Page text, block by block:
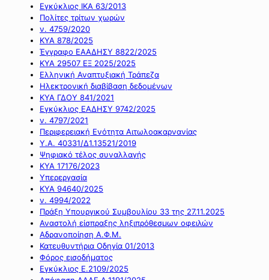
Εγκύκλιος ΙΚΑ 63/2013
Πολίτες τρίτων χωρών
ν. 4759/2020
ΚΥΑ 878/2025
Έγγραφο ΕΑΑΔΗΣΥ 8822/2025
ΚΥΑ 29507 ΕΞ 2025/2025
Ελληνική Αναπτυξιακή Τράπεζα
Ηλεκτρονική διαβίβαση δεδομένων
ΚΥΑ ΓΔΟΥ 841/2021
Εγκύκλιος ΕΑΔΗΣΥ 9742/2025
ν. 4797/2021
Περιφερειακή Ενότητα Αιτωλοακαρνανίας
Υ.Α. 40331/Δ1.13521/2019
Ψηφιακό τέλος συναλλαγής
ΚΥΑ 17176/2023
Υπερεργασία
ΚΥΑ 94640/2025
ν. 4994/2022
Πράξη Υπουργικού Συμβουλίου 33 της 27.11.2025
Αναστολή είσπραξης ληξιπρόθεσμων οφειλών
Αδρανοποίηση Α.Φ.Μ.
Κατευθυντήρια Οδηγία 01/2013
Φόρος εισοδήματος
Εγκύκλιος Ε.2109/2025